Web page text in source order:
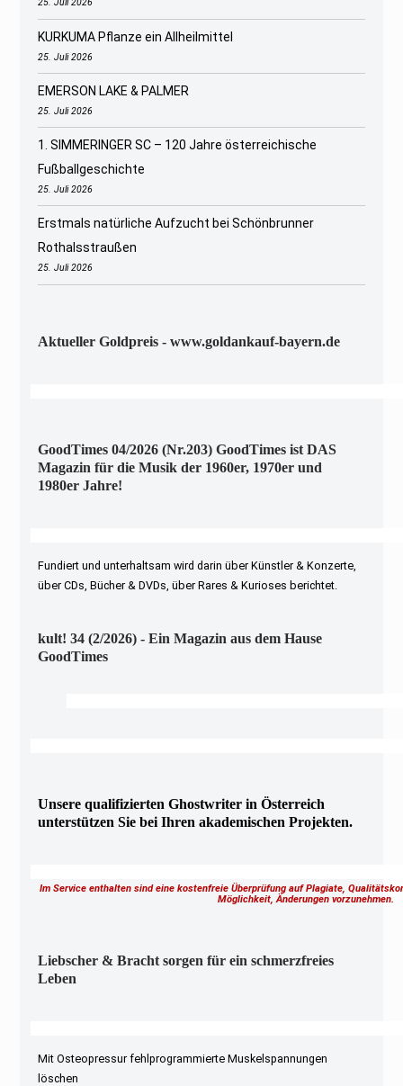
25. Juli 2026
KURKUMA Pflanze ein Allheilmittel
25. Juli 2026
EMERSON LAKE & PALMER
25. Juli 2026
1. SIMMERINGER SC – 120 Jahre österreichische
Fußballgeschichte
25. Juli 2026
Erstmals natürliche Aufzucht bei Schönbrunner
Rothalsstraußen
25. Juli 2026
Aktueller Goldpreis - www.goldankauf-bayern.de
GoodTimes 04/2026 (Nr.203) GoodTimes ist DAS
Magazin für die Musik der 1960er, 1970er und
1980er Jahre!
Fundiert und unterhaltsam wird darin über Künstler & Konzerte,
über CDs, Bücher & DVDs, über Rares & Kurioses berichtet.
kult! 34 (2/2026) - Ein Magazin aus dem Hause
GoodTimes
Unsere qualifizierten Ghostwriter in Österreich
unterstützen Sie bei Ihren akademischen Projekten.
Im Service enthalten sind eine kostenfreie Überprüfung auf Plagiate,
Möglichkeit, Änderungen vorzunehmen.
Liebscher & Bracht sorgen für ein schmerzfreies
Leben
Mit Osteopressur fehlprogrammierte Muskelspannungen
löschen